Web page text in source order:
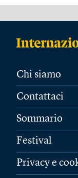
Chi siamo
Contattaci
Sommario
Festival
Privacy e